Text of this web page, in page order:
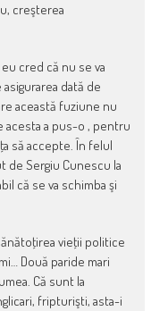
creşterea
cred că nu se va
dată de
această fuziune nu
acesta a pus-o , pentru
să accepte. În felul
de Sergiu Cunescu la
că se va schimba şi
vieţii politice
Două paride mari
Că sunt la
fripturişti, asta-i